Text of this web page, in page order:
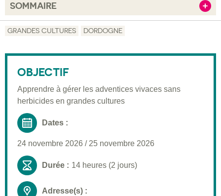
SOMMAIRE
Moyens pédagogiques
Informations pratiques
Inscription
GRANDES CULTURES DORDOGNE
OBJECTIF
Apprendre à gérer les adventices vivaces sans
herbicides en grandes cultures
Dates :
24 novembre 2026 / 25 novembre 2026
Durée : 14 heures (2 jours)
Adresse(s) :